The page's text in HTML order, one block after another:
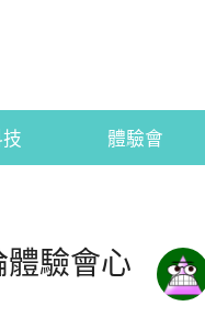
體驗會
驗會心